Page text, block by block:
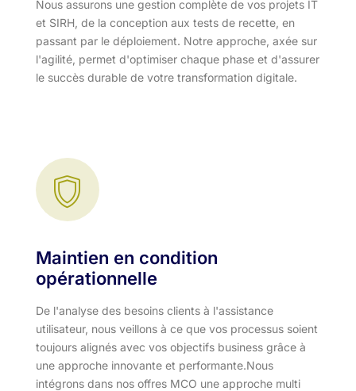
Nous assurons une gestion complète de vos projets IT
et SIRH, de la conception aux tests de recette, en
passant par le déploiement. Notre approche, axée sur
l'agilité, permet d'optimiser chaque phase et d'assurer
le succès durable de votre transformation digitale.
Maintien en condition
opérationnelle
De l'analyse des besoins clients à l'assistance
utilisateur, nous veillons à ce que vos processus soient
toujours alignés avec vos objectifs business grâce à
une approche innovante et performante.​ Nous
intégrons dans nos offres MCO une approche multi